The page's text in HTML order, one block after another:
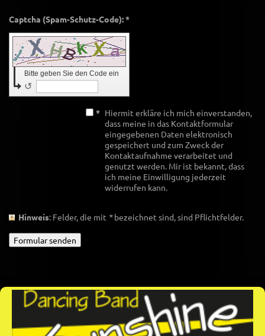
Captcha (Spam-Schutz-Code): *
Bitte geben Sie den Code ein
↺
* Hiermit erkläre ich mich einverstanden,
dass meine in das Kontaktformular
eingegebenen Daten elektronisch
gespeichert und zum Zweck der
Kontaktaufnahme verarbeitet und
genutzt werden. Mir ist bekannt, dass
ich meine Einwilligung jederzeit
widerrufen kann.
Hinweis : Felder, die mit *bezeichnet sind, sind Pflichtfelder.